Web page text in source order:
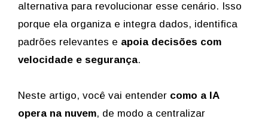
alternativa para revolucionar esse cenário. Isso
porque ela organiza e integra dados, identifica
padrões relevantes e apoia decisões com
velocidade e segurança.
Neste artigo, você vai entender como a IA
opera na nuvem, de modo a centralizar